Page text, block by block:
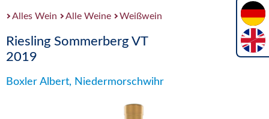
Alles Wein Alle Weine Weißwein
Riesling Sommerberg VT
2019
Boxler Albert, Niedermorschwihr